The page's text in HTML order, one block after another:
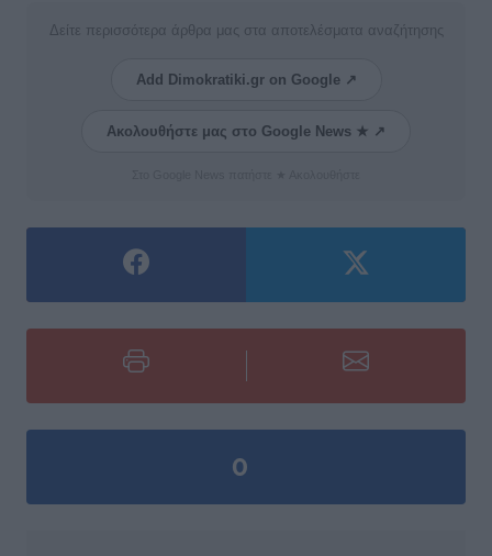
Δείτε περισσότερα άρθρα μας στα αποτελέσματα αναζήτησης
Add Dimokratiki.gr on Google ↗
Ακολουθήστε μας στο Google News ★ ↗
0